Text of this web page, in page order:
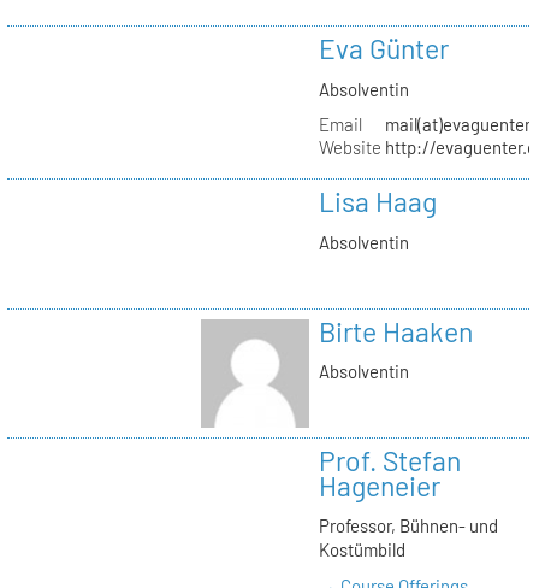
Eva Günter
Absolventin
Email
Website http://
Lisa Haag
Absolventin
Birte Haaken
Absolventin
Prof. Stefan
Hageneier
Professor, Bühnen- und
Kostümbild